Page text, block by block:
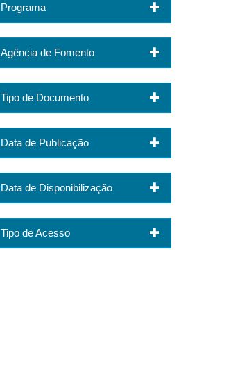
Programa
Agência de Fomento
Tipo de Documento
Data de Publicação
Data de Disponibilização
Tipo de Acesso